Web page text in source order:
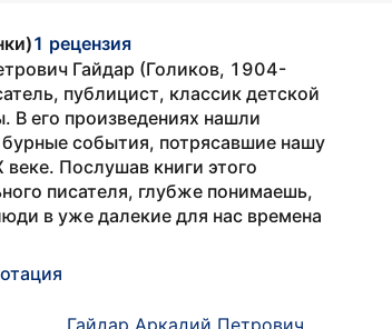
1 рецензия
Гайдар (Голиков, 1904-
публицист, классик детской
В его произведениях нашли
события, потрясавшие нашу
веке. Послушав книги этого
писателя, глубже понимаешь,
в уже далекие для нас времена
Гайдар Аркадий Петрович